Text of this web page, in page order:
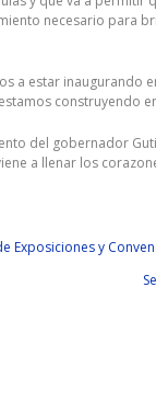
necesario para
a estar
construyendo
del gobernador
a llenar los
y